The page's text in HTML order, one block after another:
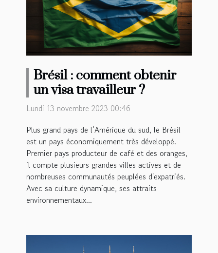
Brésil : comment obtenir
un visa travailleur ?
Lundi 13 novembre 2023 00:46
Plus grand pays de l’Amérique du sud, le Brésil
est un pays économiquement très développé.
Premier pays producteur de café et des oranges,
il compte plusieurs grandes villes actives et de
nombreuses communautés peuplées d'expatriés.
Avec sa culture dynamique, ses attraits
environnementaux...